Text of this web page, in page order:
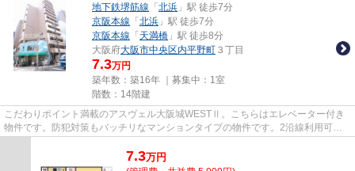
地下鉄堺筋線 「 北浜 」駅 徒歩7分
京阪本線 「 北浜 」駅 徒歩7分
京阪本線 「 天満橋 」駅 徒歩8分
大阪府大阪市中央区内平野町 ３丁目
7.3万円
築年数：築16年 ｜募集中： 1室
階数：14階建
こだわりポイント満載のアスヴェル大阪城WESTⅡ。こちらはエレベーター付き
物件です。防犯対策もバッチリなマンションタイプの物件です。2沿線利用可能
7.3万円